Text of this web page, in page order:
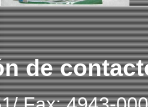
de